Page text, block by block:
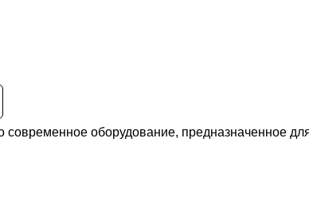
оборудование, предназначенное